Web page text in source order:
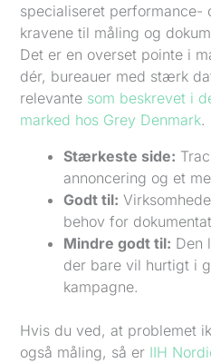
specialiseret performance-
kravene til måling og
Det er en overset pointe i
dér, bureauer med stærk
relevante som beskrevet i
marked hos Grey Denmark.
Stærkeste side:
annoncering og et
Godt til:
behov for
Mindre godt til: Den
der bare vil hurtigt i
kampagne.
Hvis du ved, at problemet
også måling, så er IIH